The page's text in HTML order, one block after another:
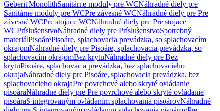
Geberit MonolithSanitárne moduly pre WCNáhradné diely pre
Sanitárne moduly pre WCPre závesné WCNáhradné diely pre Pre
závesné WCPre stojace WCNáhradné diely pre Pre stojace
WCPríslušenstvoNáhradné diely pre PríslušenstvoSpotrebný
materiálPisoárePisoáre, splachovacia prevádzka, so splachovacím
okrajomNáhradné diely pre Pisoáre, splachovacia prevádzka, so
splachovacím okrajomBez krytuNáhradné diely pre Bez
krytuPisoáre, splachovacia prevádzka, bez splachovacieho
okrajaNáhradné diely pre Pisoáre, splachovacia prevádzka, bez
splachovacieho okrajaPre povrchové alebo skryté ovládanie
pisoáraNáhradné diely pre Pre povrchové alebo skryté ovládanie
pisoáraS integrovaným ovládaním splachovania pisoárovNáhradné